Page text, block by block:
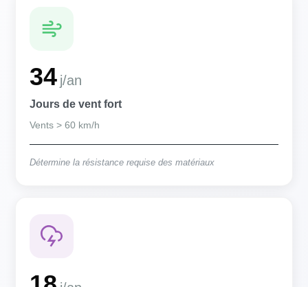
34 j/an
Jours de vent fort
Vents > 60 km/h
Détermine la résistance requise des matériaux